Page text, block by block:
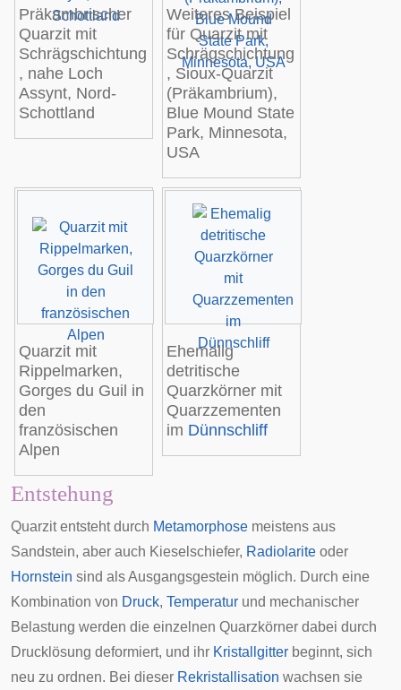
Präkambrischer
Quarzit mit
Schrägschichtung
, nahe Loch
Assynt, Nord-
Schottland
Weiteres Beispiel
für Quarzit mit
Schrägschichtung
, Sioux-Quarzit
(Präkambrium),
Blue Mound State
Park, Minnesota,
USA
Quarzit mit
Rippelmarken,
Gorges du Guil in
den
französischen
Alpen
Ehemalig
detritische
Quarzkörner mit
Quarzzementen
im Dünnschliff
Entstehung
Quarzit entsteht durch Metamorphose meistens aus
Sandstein, aber auch Kieselschiefer, Radiolarite oder
Hornstein sind als Ausgangsgestein möglich. Durch eine
Kombination von Druck, Temperatur und mechanischer
Belastung werden die einzelnen Quarzkörner dabei durch
Drucklösung deformiert, und ihr Kristallgitter beginnt, sich
neu zu ordnen. Bei dieser Rekristallisation wachsen sie